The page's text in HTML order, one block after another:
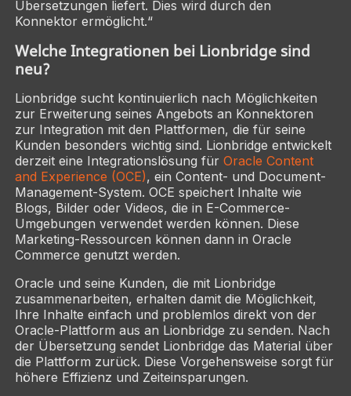
Übersetzungen liefert. Dies wird durch den
Konnektor ermöglicht.“
Welche Integrationen bei Lionbridge sind
neu?
Lionbridge sucht kontinuierlich nach Möglichkeiten
zur Erweiterung seines Angebots an Konnektoren
zur Integration mit den Plattformen, die für seine
Kunden besonders wichtig sind. Lionbridge entwickelt
derzeit eine Integrationslösung für Oracle Content
and Experience (OCE), ein Content- und Document-
Management-System. OCE speichert Inhalte wie
Blogs, Bilder oder Videos, die in E-Commerce-
Umgebungen verwendet werden können. Diese
Marketing-Ressourcen können dann in Oracle
Commerce genutzt werden.
Oracle und seine Kunden, die mit Lionbridge
zusammenarbeiten, erhalten damit die Möglichkeit,
Ihre Inhalte einfach und problemlos direkt von der
Oracle-Plattform aus an Lionbridge zu senden. Nach
der Übersetzung sendet Lionbridge das Material über
die Plattform zurück. Diese Vorgehensweise sorgt für
höhere Effizienz und Zeiteinsparungen.